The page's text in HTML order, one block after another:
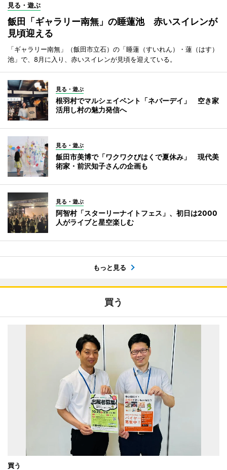
見る・遊ぶ
飯田「ギャラリー南無」の睡蓮池 赤いスイレンが
見頃迎える
「ギャラリー南無」（飯田市立石）の「睡蓮（すいれん）・蓮（はす）
池」で、8月に入り、赤いスイレンが見頃を迎えている。
見る・遊ぶ
根羽村でマルシェイベント「ネバーデイ」 空き家
活用し村の魅力発信へ
見る・遊ぶ
飯田市美博で「ワクワクびはくで夏休み」 現代美
術家・前沢知子さんの企画も
見る・遊ぶ
阿智村「スターリーナイトフェス」、初日は2000
人がライブと星空楽しむ
もっと見る
買う
買う